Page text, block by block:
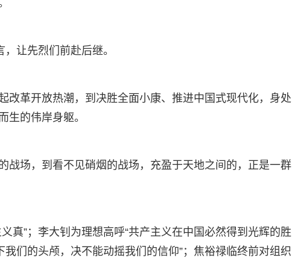
让先烈们前赴后继。
改革开放热潮，到决胜全面小康、推进中国式现代化，身处
生的伟岸身躯。
战场，到看不见硝烟的战场，充盈于天地之间的，正是一群
真”；李大钊为理想高呼“共产主义在中国必然得到光辉的胜
们的头颅，决不能动摇我们的信仰”；焦裕禄临终前对组织